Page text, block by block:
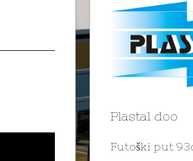
Plastal doo
Futoški put